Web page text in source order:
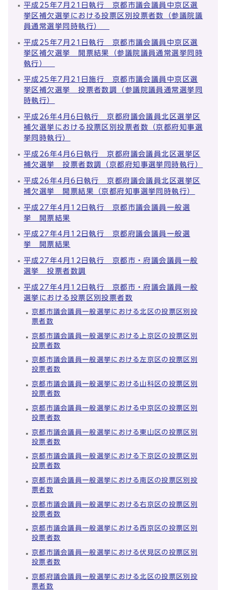
平成25年7月21日執行 京都市議会議員中京区選
挙区補欠選挙における投票区別投票者数（参議院議
員通常選挙同時執行）
平成25年7月21日執行 京都市議会議員中京区選
挙区補欠選挙 開票結果（参議院議員通常選挙同時
執行）
平成25年7月21日施行 京都市議会議員中京区選
挙区補欠選挙 投票者数調（参議院議員通常選挙同
時執行）
平成26年4月6日執行 京都府議会議員北区選挙区
補欠選挙における投票区別投票者数（京都府知事選
挙同時執行）
平成26年4月6日執行 京都府議会議員北区選挙区
補欠選挙 投票者数調（京都府知事選挙同時執行）
平成26年4月6日執行 京都府議会議員北区選挙区
補欠選挙 開票結果（京都府知事選挙同時執行）
平成27年4月12日執行 京都市議会議員一般選
挙 開票結果
平成27年4月12日執行 京都府議会議員一般選
挙 開票結果
平成27年4月12日執行 京都市・府議会議員一般
選挙 投票者数調
平成27年4月12日執行 京都市・府議会議員一般
選挙における投票区別投票者数
京都市議会議員一般選挙における北区の投票区別投
票者数
京都市議会議員一般選挙における上京区の投票区別
投票者数
京都市議会議員一般選挙における左京区の投票区別
投票者数
京都市議会議員一般選挙における山科区の投票区別
投票者数
京都市議会議員一般選挙における中京区の投票区別
投票者数
京都市議会議員一般選挙における東山区の投票区別
投票者数
京都市議会議員一般選挙における下京区の投票区別
投票者数
京都市議会議員一般選挙における南区の投票区別投
票者数
京都市議会議員一般選挙における右京区の投票区別
投票者数
京都市議会議員一般選挙における西京区の投票区別
投票者数
京都市議会議員一般選挙における伏見区の投票区別
投票者数
京都府議会議員一般選挙における北区の投票区別投
票者数